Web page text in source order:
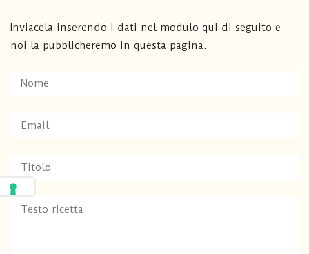
Inviacela inserendo i dati nel modulo qui di seguito e
noi la pubblicheremo in questa pagina.